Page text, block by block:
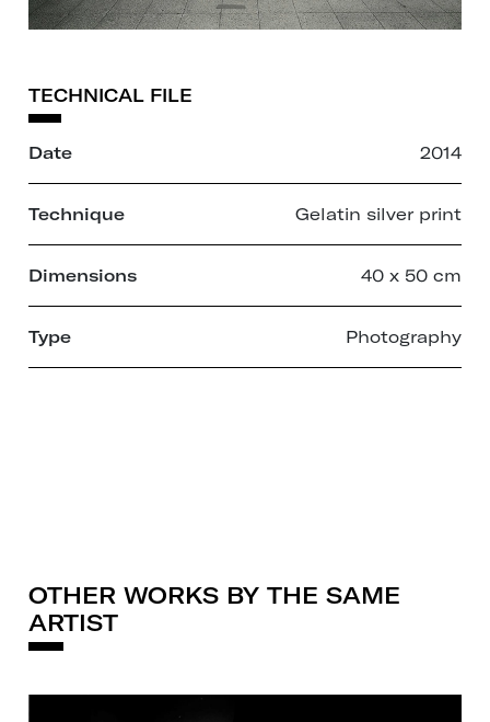
TECHNICAL FILE
Date 2014
Technique Gelatin silver print
Dimensions 40 x 50 cm
Type Photography
OTHER WORKS BY THE SAME
ARTIST